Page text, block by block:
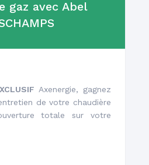
gaz avec Abel
Axenergie, gagnez
de votre chaudière
totale sur votre
et